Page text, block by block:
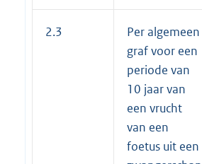
2.3
Per algemeen
graf voor een
periode van
10 jaar van
een vrucht
van een
foetus uit een